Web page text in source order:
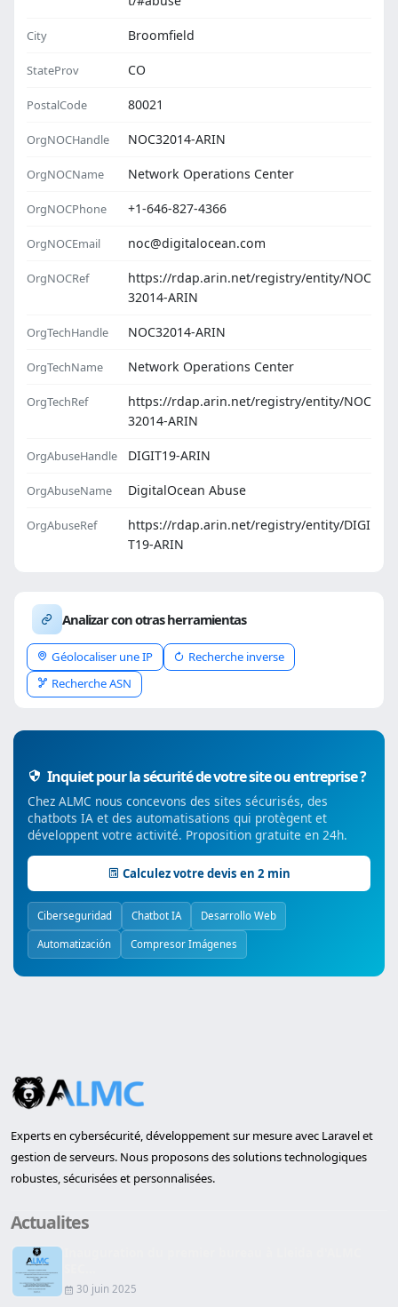
City Broomfield
StateProv CO
PostalCode 80021
OrgNOCHandle NOC32014-ARIN
OrgNOCName Network Operations Center
OrgNOCPhone +1-646-827-4366
OrgNOCEmail noc@digitalocean.com
OrgNOCRef
https://rdap.arin.net/registry/entity/NOC
32014-ARIN
OrgTechHandle NOC32014-ARIN
OrgTechName Network Operations Center
OrgTechRef
https://rdap.arin.net/registry/entity/NOC
32014-ARIN
OrgAbuseHandle DIGIT19-ARIN
OrgAbuseName DigitalOcean Abuse
OrgAbuseRef
https://rdap.arin.net/registry/entity/DIGI
T19-ARIN
Analizar con otras herramientas
Géolocaliser une IP
Recherche inverse
Recherche ASN
Inquiet pour la sécurité de votre site ou entreprise ?
Chez ALMC nous concevons des sites sécurisés, des
chatbots IA et des automatisations qui protègent et
développent votre activité. Proposition gratuite en 24h.
Calculez votre devis en 2 min
Ciberseguridad Chatbot IA Desarrollo Web
Automatización Compresor Imágenes
Experts en cybersécurité, développement sur mesure avec Laravel et
gestion de serveurs. Nous proposons des solutions technologiques
robustes, sécurisées et personnalisées.
Actualites
30 juin 2025